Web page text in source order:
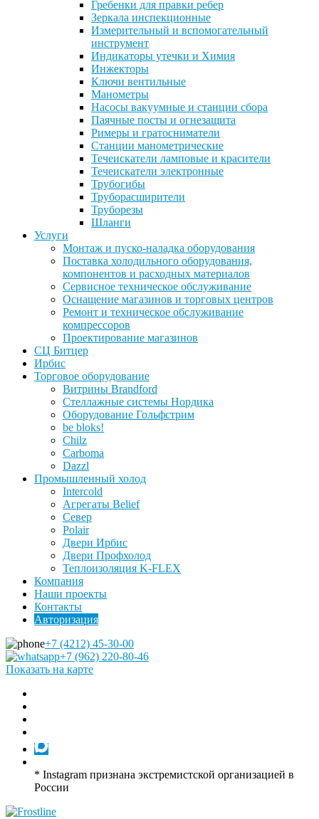
Гребенки для правки ребер
Зеркала инспекционные
Измерительный и вспомогательный
инструмент
Индикаторы утечки и Химия
Инжекторы
Ключи вентильные
Манометры
Насосы вакуумные и станции сбора
Паячные посты и огнезащита
Римеры и гратосниматели
Станции манометрические
Течеискатели ламповые и красители
Течеискатели электронные
Трубогибы
Труборасширители
Труборезы
Шланги
Услуги
Монтаж и пуско-наладка оборудования
Поставка холодильного оборудования,
компонентов и расходных материалов
Сервисное техническое обслуживание
Оснащение магазинов и торговых центров
Ремонт и техническое обслуживание
компрессоров
Проектирование магазинов
СЦ Битцер
Ирбис
Торговое оборудование
Витрины Brandford
Стеллажные системы Нордика
Оборудование Гольфстрим
be bloks!
Chilz
Carboma
Dazzl
Промышленный холод
Intercold
Агрегаты Belief
Север
Polair
Двери Ирбис
Двери Профхолод
Теплоизоляция K-FLEX
Компания
Наши проекты
Контакты
Авторизация
+7 (4212) 45-30-00
+7 (962) 220-80-46
Показать на карте
* Instagram признана экстремистской организацией в
России